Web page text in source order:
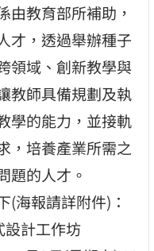
由教育部所補助，
才，透過舉辦種子
領域、創新教學與
教師具備規劃及執
學的能力，並接軌
，培養產業所需之
題的人才。
(海報請詳附件)：
設計工作坊